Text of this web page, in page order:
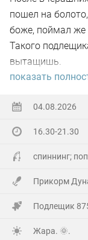
пошел на
боже, поймал же
Такого
вытащишь.
поймал.
На заказе еще
Отпустил, и
показать
04.08.2026
16.30-21.30
спиннинг;
Прикорм
Подлещик
Жара. 🌞.